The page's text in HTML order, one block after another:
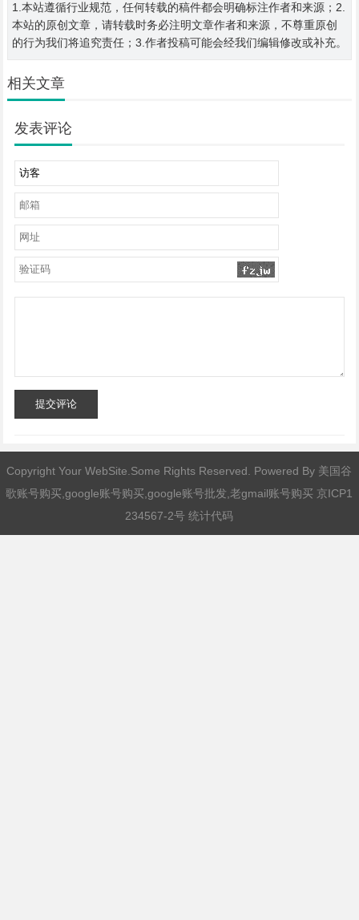
1.本站遵循行业规范，任何转载的稿件都会明确标注作者和来源；2.
本站的原创文章，请转载时务必注明文章作者和来源，不尊重原创
的行为我们将追究责任；3.作者投稿可能会经我们编辑修改或补充。
相关文章
发表评论
提交评论
Copyright Your WebSite.Some Rights Reserved. Powered By 美国谷
歌账号购买,google账号购买,google账号批发,老gmail账号购买 京ICP1
234567-2号 统计代码